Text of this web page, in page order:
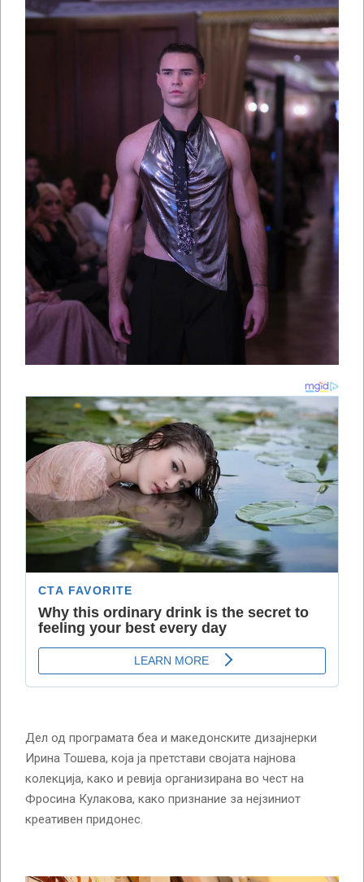
Дел од програмата беа и македонските дизајнерки
Ирина Тошева, која ја претстави својата најнова
колекција, како и ревија организирана во чест на
Фросина Кулакова, како признание за нејзиниот
креативен придонес.